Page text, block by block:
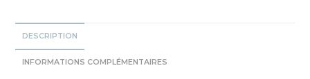
DESCRIPTION
INFORMATIONS COMPLÉMENTAIRES